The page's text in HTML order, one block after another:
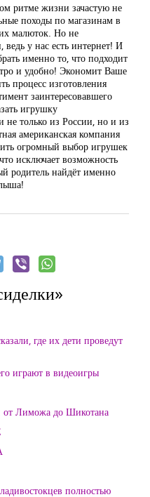
ритме жизни зачастую не
походы по магазинам в
малюток. Но не
у нас есть интернет! И
именно то, что подходит
и удобно! Экономит Ваше
процесс изготовления
заинтересовавшего
игрушку
не только из России, но и из
американская компания
огромный выбор игрушек
исключает возможность
родитель найдёт именно
где их дети проведут
играют в видеоигры
от Лиможа до Шикотана
полностью